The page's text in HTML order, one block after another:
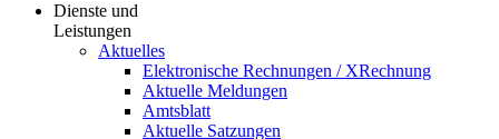
Dienste und
Leistungen
Aktuelles
Elektronische Rechnungen / XRechnung
Aktuelle Meldungen
Amtsblatt
Aktuelle Satzungen